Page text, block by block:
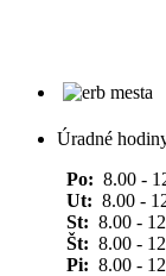
Úradné
Po: 8.00 -
Ut: 8.00 -
St: 8.00 -
Št: 8.00 -
Pi: 8.00 -